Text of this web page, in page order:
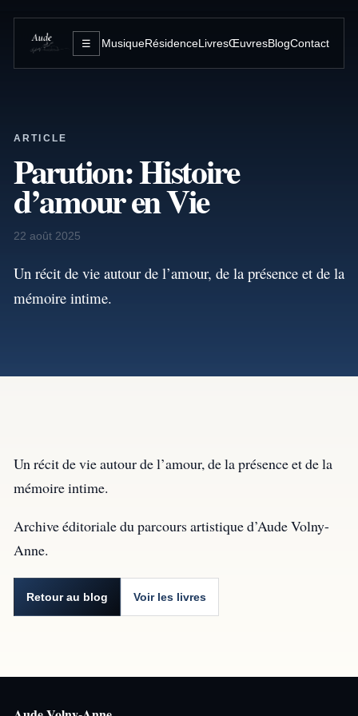
☰ MusiqueRésidenceLivresŒuvresBlogContact
ARTICLE
Parution: Histoire
d’amour en Vie
22 août 2025
Un récit de vie autour de l’amour, de la présence et de la
mémoire intime.
Un récit de vie autour de l’amour, de la présence et de la
mémoire intime.
Archive éditoriale du parcours artistique d’Aude Volny-
Anne.
Retour au blog Voir les livres